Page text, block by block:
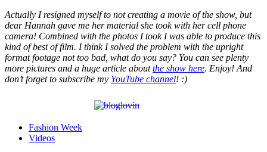
Actually I resigned myself to not creating a movie of the show, but
dear Hannah gave me her material she took with her cell phone
camera! Combined with the photos I took I was able to produce this
kind of best of film. I think I solved the problem with the upright
format footage not too bad, what do you say? You can see plenty
more pictures and a huge article aboutthe show here. Enjoy! And
don’t forget to subscribe my YouTube channel! :)
Fashion Week
Videos